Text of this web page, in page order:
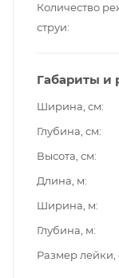
Количество
струи
Габариты и
Ширина, см
Глубина, см
Высота, см
Длина, м
Ширина, м
Глубина, м
Размер лейки,